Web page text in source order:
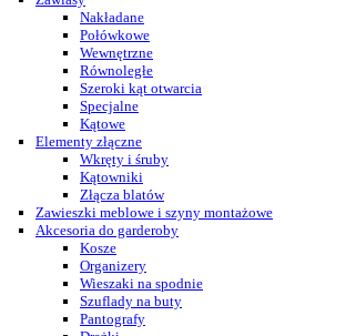
Nakładane
Połówkowe
Wewnętrzne
Równoległe
Szeroki kąt otwarcia
Specjalne
Kątowe
Elementy złączne
Wkręty i śruby
Kątowniki
Złącza blatów
Zawieszki meblowe i szyny montażowe
Akcesoria do garderoby
Kosze
Organizery
Wieszaki na spodnie
Szuflady na buty
Pantografy